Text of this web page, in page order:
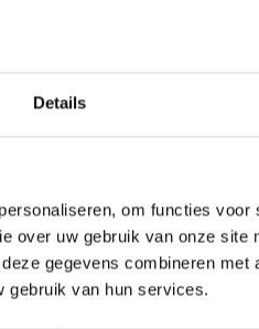
Details
om functies voor
over uw gebruik van onze site
gegevens combineren met
gebruik van hun services.